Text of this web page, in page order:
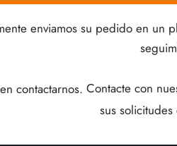
enviamos su pedido en
contactarnos. Contacte con
sus